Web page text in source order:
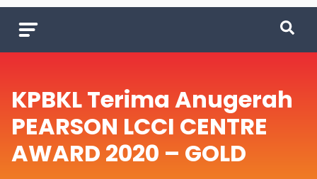
KPBKL Terima Anugerah
PEARSON LCCI CENTRE
AWARD 2020 – GOLD